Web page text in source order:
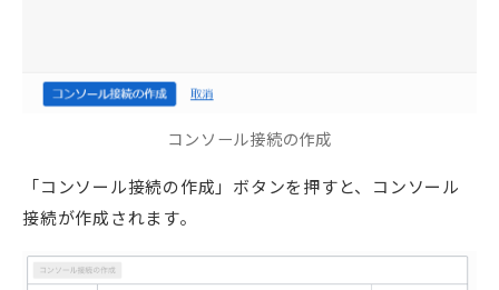
コンソール接続の作成
「コンソール接続の作成」ボタンを押すと、コンソール
接続が作成されます。